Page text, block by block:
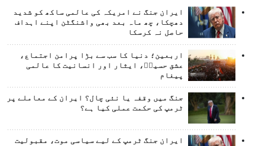
ایران جنگ نے امریکہ کی عالمی ساکھ کو شدید
دھچکا، چھ ماہ بعد بھی واشنگٹن اپنے اہداف
حاصل نہ کرسکا
اربعین؛ دنیا کا سب سے بڑا پرامن اجتماع،
عشق حسینؑ، ایثار اور انسانیت کا عالمی
پیغام
جنگ میں وقفہ یا نئی چال؟ ایران کے معاملے پر
ٹرمپ کی حکمت عملی کیا ہے؟
ایران جنگ ٹرمپ کے لیے سیاسی موت، مقبولیت